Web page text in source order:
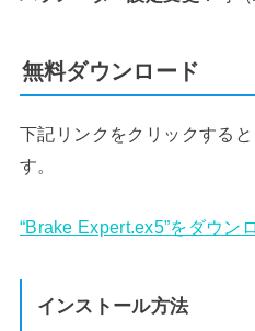
無料ダウンロード
下記リンクをクリックする
す。
“Brake Expert.ex5”をダウン
インストール方法